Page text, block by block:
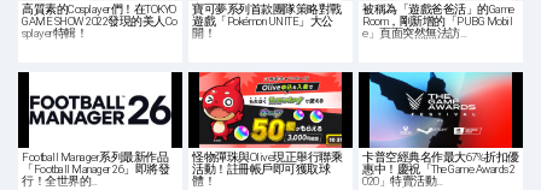
高質素的Cosplayer們！在TOKYO
GAME SHOW 2022發現的美人Co
splayer特輯！
寶可夢系列首款團隊策略對戰
遊戲「Pokémon UNITE」大公
開！
被稱為「遊戲爸爸活」的Game
Room，剛新增的「PUBG Mobil
e」頁面突然無法訪…
Football Manager系列最新作品
「Football Manager 26」即將發
行！全世界的…
怪物彈珠與Olive現正舉行聯乘
活動！註冊帳戶即可獲取球
體！
卡普空經典名作最大67%折扣優
惠中！慶祝「The Game Awards 2
020」特賣活動…